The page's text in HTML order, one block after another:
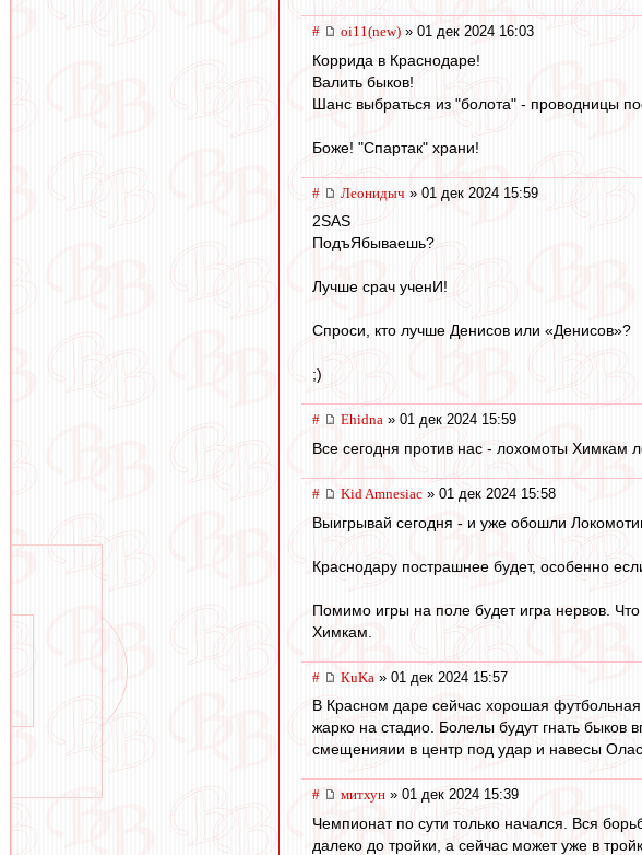
# oi11(new) » 01 дек 2024 16:03
Коррида в Краснодаре!
Валить быков!
Шанс выбраться из "болота" - проводницы
Боже! "Спартак" храни!
# Леонидыч » 01 дек 2024 15:59
2SAS
ПодъЯбываешь?
Лучше срач ученИ!
Спроси, кто лучше Денисов или «Денисов»?
;)
# Ehidna » 01 дек 2024 15:59
Все сегодня против нас - лохомоты Химкам
# Kid Amnesiac » 01 дек 2024 15:58
Выигрывай сегодня - и уже обошли
Краснодару пострашнее будет, особенно
Помимо игры на поле будет игра нервов.
Химкам.
# КuKa » 01 дек 2024 15:57
В Красном даре сейчас хорошая
жарко на стадио. Болелы будут гнать
смещенияии в центр под удар и навесы
# митхун » 01 дек 2024 15:39
Чемпионат по сути только начался. Вся
далеко до тройки, а сейчас может уже в